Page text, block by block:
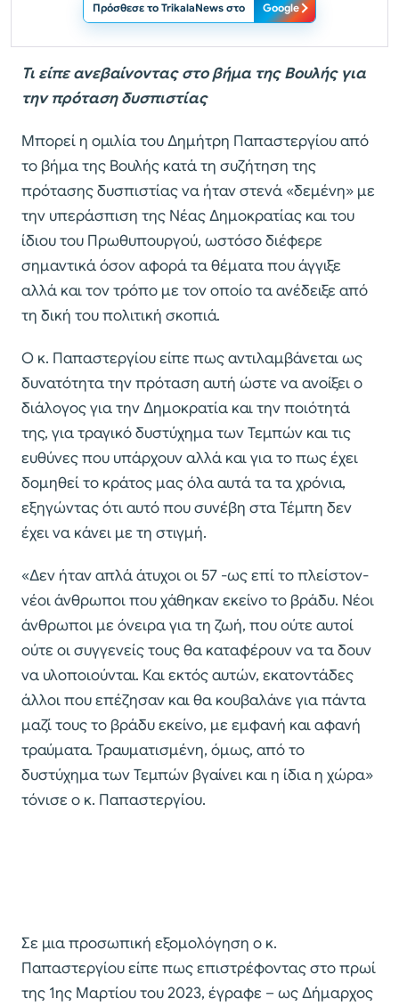
Πρόσθεσε το TrikalaNews στο Google
Τι είπε ανεβαίνοντας στο βήμα της Βουλής για
την πρόταση δυσπιστίας
Μπορεί η ομιλία του Δημήτρη Παπαστεργίου από
το βήμα της Βουλής κατά τη συζήτηση της
πρότασης δυσπιστίας να ήταν στενά «δεμένη» με
την υπεράσπιση της Νέας Δημοκρατίας και του
ίδιου του Πρωθυπουργού, ωστόσο διέφερε
σημαντικά όσον αφορά τα θέματα που άγγιξε
αλλά και τον τρόπο με τον οποίο τα ανέδειξε από
τη δική του πολιτική σκοπιά.
Ο κ. Παπαστεργίου είπε πως αντιλαμβάνεται ως
δυνατότητα την πρόταση αυτή ώστε να ανοίξει ο
διάλογος για την Δημοκρατία και την ποιότητά
της, για τραγικό δυστύχημα των Τεμπών και τις
ευθύνες που υπάρχουν αλλά και για το πως έχει
δομηθεί το κράτος μας όλα αυτά τα τα χρόνια,
εξηγώντας ότι αυτό που συνέβη στα Τέμπη δεν
έχει να κάνει με τη στιγμή.
«Δεν ήταν απλά άτυχοι οι 57 -ως επί το πλείστον-
νέοι άνθρωποι που χάθηκαν εκείνο το βράδυ. Νέοι
άνθρωποι με όνειρα για τη ζωή, που ούτε αυτοί
ούτε οι συγγενείς τους θα καταφέρουν να τα δουν
να υλοποιούνται. Και εκτός αυτών, εκατοντάδες
άλλοι που επέζησαν και θα κουβαλάνε για πάντα
μαζί τους το βράδυ εκείνο, με εμφανή και αφανή
τραύματα. Τραυματισμένη, όμως, από το
δυστύχημα των Τεμπών βγαίνει και η ίδια η χώρα»
τόνισε ο κ. Παπαστεργίου.
Σε μια προσωπική εξομολόγηση ο κ.
Παπαστεργίου είπε πως επιστρέφοντας στο πρωί
της 1ης Μαρτίου του 2023, έγραφε – ως Δήμαρχος